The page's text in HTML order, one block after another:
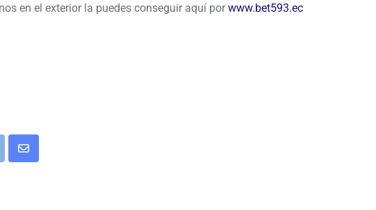
en el exterior la puedes conseguir aquí porwww.bet593.ec